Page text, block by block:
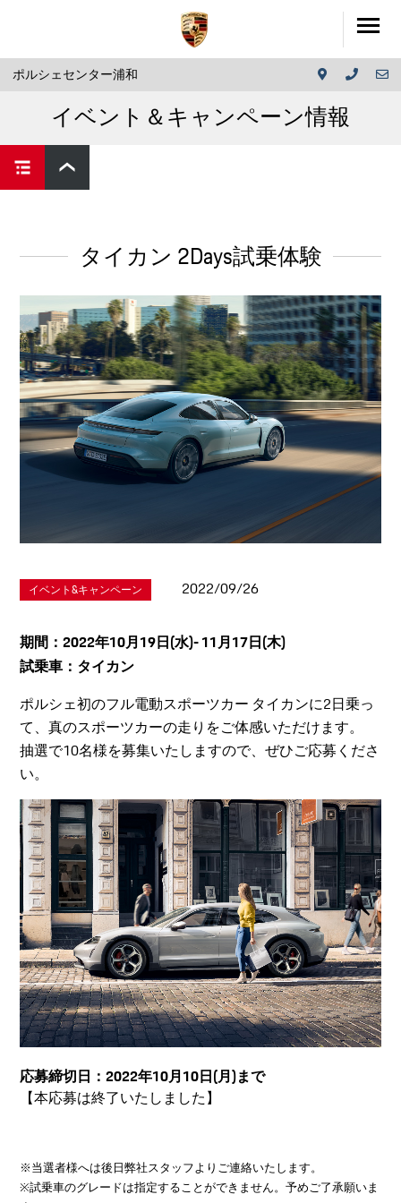
ポルシェセンター浦和
イベント＆キャンペーン情報
タイカン 2Days試乗体験
イベント&キャンペーン 2022/09/26
期間：2022年10月19日(水)- 11月17日(木)
試乗車：タイカン​
ポルシェ初のフル電動スポーツカー タイカンに2日乗っ
て、真のスポーツカーの走りをご体感いただけます。
抽選で10名様を募集いたしますので、ぜひご応募くださ
い。
応募締切日：2022年10月10日(月)まで
【本応募は終了いたしました】
※当選者様へは後日弊社スタッフよりご連絡いたします。​
※試乗車のグレードは指定することができません。予めご了承願いま